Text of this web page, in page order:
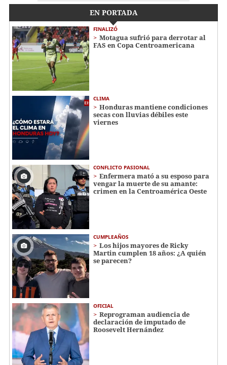
EN PORTADA
FINALIZÓ
Motagua sufrió para derrotar al
FAS en Copa Centroamericana
CLIMA
Honduras mantiene condiciones
secas con lluvias débiles este
viernes
CONFLICTO PASIONAL
Enfermera mató a su esposo para
vengar la muerte de su amante:
crimen en la Centroamérica Oeste
CUMPLEAÑOS
Los hijos mayores de Ricky
Martin cumplen 18 años: ¿A quién
se parecen?
OFICIAL
Reprograman audiencia de
declaración de imputado de
Roosevelt Hernández